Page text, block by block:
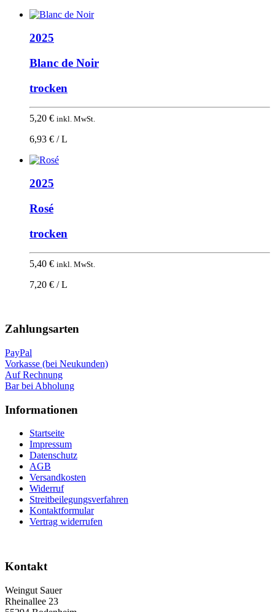
2025
Blanc de Noir
trocken
5,20 € inkl. MwSt.
6,93 € / L
2025
Rosé
trocken
5,40 € inkl. MwSt.
7,20 € / L
oben
Zahlungsarten
PayPal
Vorkasse (bei Neukunden)
Auf Rechnung
Bar bei Abholung
Informationen
Startseite
Impressum
Datenschutz
AGB
Versandkosten
Widerruf
Streitbeilegungsverfahren
Kontaktformular
Vertrag widerrufen
Kontakt
Weingut Sauer
Rheinallee 23